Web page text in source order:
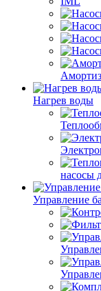
Нагрев воды
насосы
Управление